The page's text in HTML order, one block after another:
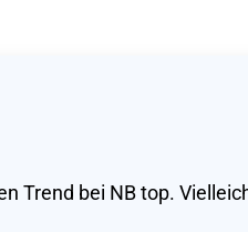
Trend bei NB top.